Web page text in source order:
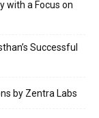
with a Focus on
Successful
by Zentra Labs